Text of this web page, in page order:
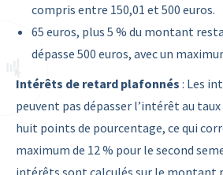
compris entre 150,01 et 500 euros.
65 euros, plus 5 % du montant
dépasse 500 euros, avec un
Intérêts de retard plafonnés : Les
peuvent pas dépasser l’intérêt au
huit points de pourcentage, ce qui
maximum de 12 % pour le second
intérêts sont calculés sur le montant